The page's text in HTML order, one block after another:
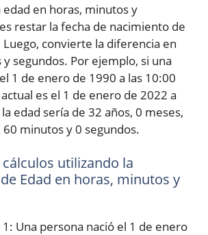
edad en horas, minutos y
restar la fecha de nacimiento de
Luego, convierte la diferencia en
segundos. Por ejemplo, si una
1 de enero de 1990 a las 10:00
es el 1 de enero de 2022 a
edad sería de 32 años, 0 meses,
60 minutos y 0 segundos.
utilizando la
Edad en horas, minutos y
Una persona nació el 1 de enero